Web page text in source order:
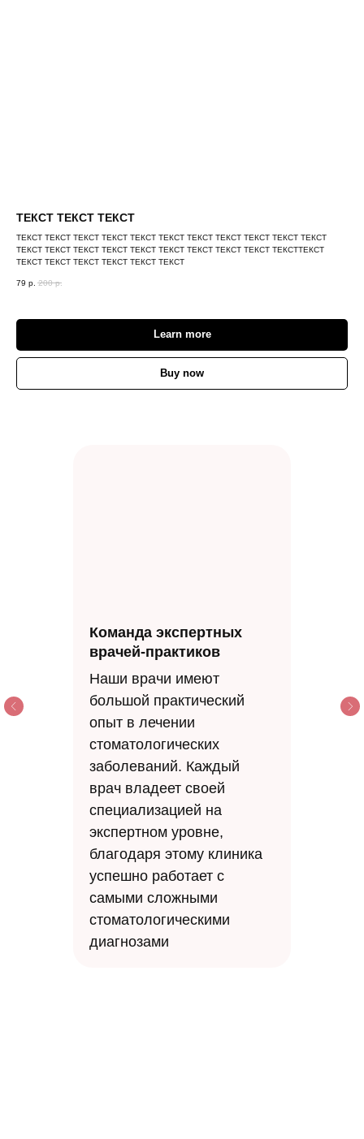
ТЕКСТ ТЕКСТ ТЕКСТ
ТЕКСТ ТЕКСТ ТЕКСТ ТЕКСТ ТЕКСТ ТЕКСТ ТЕКСТ ТЕКСТ ТЕКСТ ТЕКСТ ТЕКСТ
ТЕКСТ ТЕКСТ ТЕКСТ ТЕКСТ ТЕКСТ ТЕКСТ ТЕКСТ ТЕКСТ ТЕКСТ ТЕКСТТЕКСТ
ТЕКСТ ТЕКСТ ТЕКСТ ТЕКСТ ТЕКСТ ТЕКСТ
79 р. 200 р.
Learn more
Buy now
Команда экспертных
врачей-практиков
Наши врачи имеют
большой практический
опыт в лечении
стоматологических
заболеваний. Каждый
врач владеет своей
специализацией на
экспертном уровне,
благодаря этому клиника
успешно работает с
самыми сложными
стоматологическими
диагнозами